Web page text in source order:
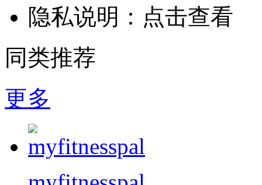
隐私说明： 点击查看
同类推荐
更多